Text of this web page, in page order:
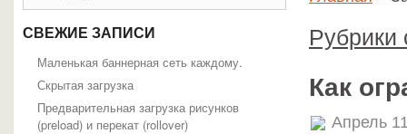
СВЕЖИЕ ЗАПИСИ
Маленькая баннерная сеть каждому.
Скрытая загрузка
Предварительная загрузка рисунков
(preload) и перекат (rollover)
Рубрики
Как
Апрель